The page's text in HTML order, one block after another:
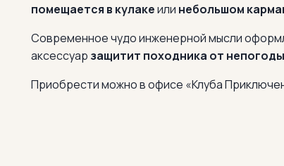
помещается в кулакеили небольшом
Современное чудо инженерной мысли
аксессуар защитит походника от непогоды
Приобрести можно в офисе «Клуба